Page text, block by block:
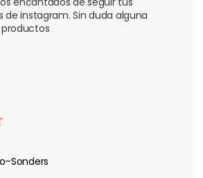
de instagram. Sin duda alguna